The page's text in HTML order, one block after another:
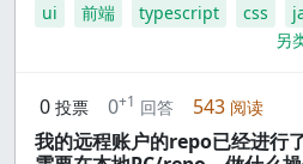
ui 前端 typescript css
另
0 投票 0+1 回答 543 阅读
我的远程账户的repo已经进行